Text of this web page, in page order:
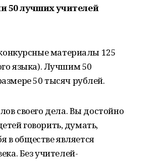
50 лучших учителей
материалы 125
языка). Лучшим 50
50 тысяч рублей.
своего дела. Вы достойно
говорить, думать,
в обществе является
Без учителей-